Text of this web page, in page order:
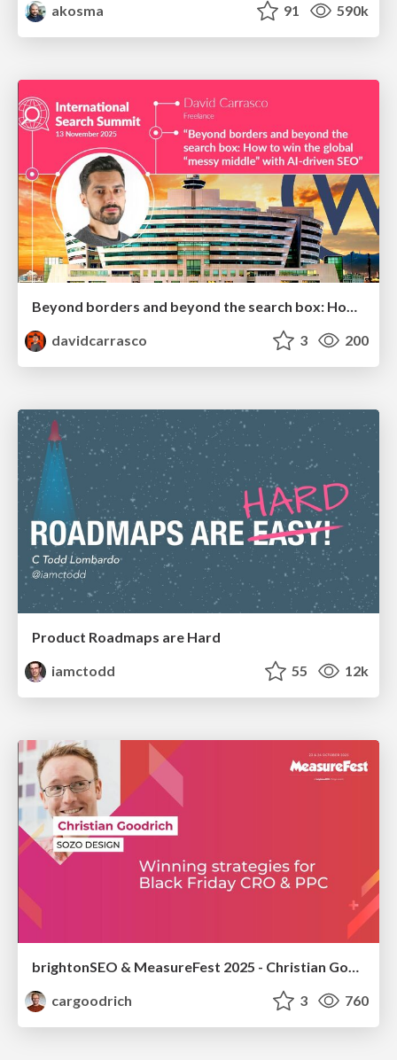
akosma
91 590k
Beyond borders and beyond the search box: How to win the global "messy middle" with AI-driven SEO
davidcarrasco
3 200
Product Roadmaps are Hard
iamctodd
55 12k
brightonSEO & MeasureFest 2025 - Christian Goodrich - Winning strategies for Black Friday CRO & PPC
cargoodrich
3 760